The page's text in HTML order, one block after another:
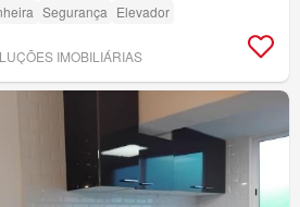
Segurança Elevador
IMOBILIÁRIAS